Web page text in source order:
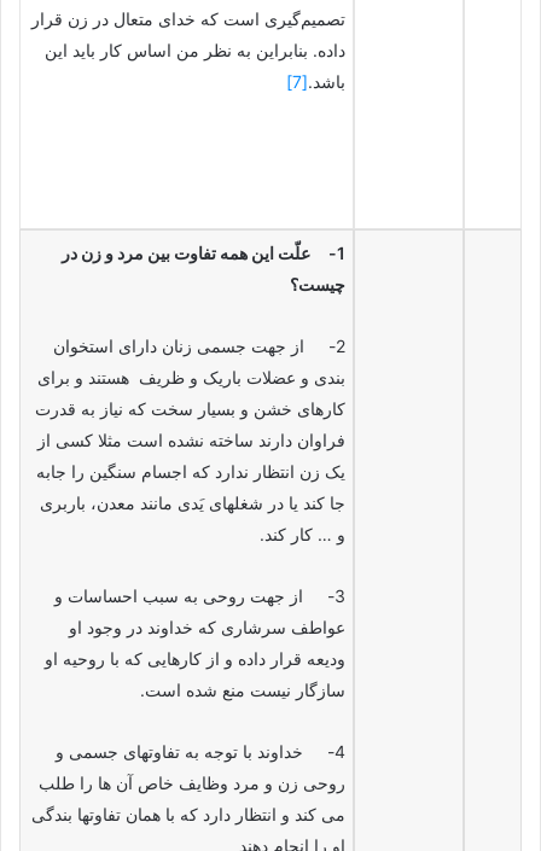
تصمیم‌گیری است که خدای متعال در زن قرار
داده. بنابراین به نظر من اساس کار باید این
باشد.[7]
1-
علّت این همه تفاوت بین مرد و زن در
چیست؟
2- از جهت جسمی زنان دارای استخوان
بندی و عضلات باریک و ظریف هستند و برای
کارهای خشن و بسیار سخت که نیاز به قدرت
فراوان دارند ساخته نشده است مثلا کسی از
یک زن انتظار ندارد که اجسام سنگین را جابه
جا کند یا در شغلهای یَدی مانند معدن، باربری
و … کار کند.
3- از جهت روحی به سبب احساسات و
عواطف سرشاری که خداوند در وجود او
ودیعه قرار داده و از کارهایی که با روحیه او
سازگار نیست منع شده است.
4- خداوند با توجه به تفاوتهای جسمی و
روحی زن و مرد وظایف خاص آن ها را طلب
می کند و انتظار دارد که با همان تفاوتها بندگی
او را انجام دهند